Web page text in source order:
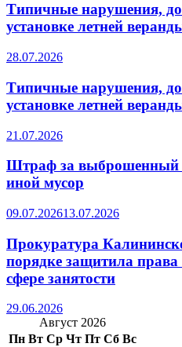
Типичные нарушения,
установке летней
28.07.2026
Типичные нарушения,
установке летней
21.07.2026
Штраф за
иной мусор
09.07.202613.07.2026
Прокуратура
порядке защитила права
сфере занятости
29.06.2026
Август 2026
Пн Вт Ср Чт Пт Сб Вс